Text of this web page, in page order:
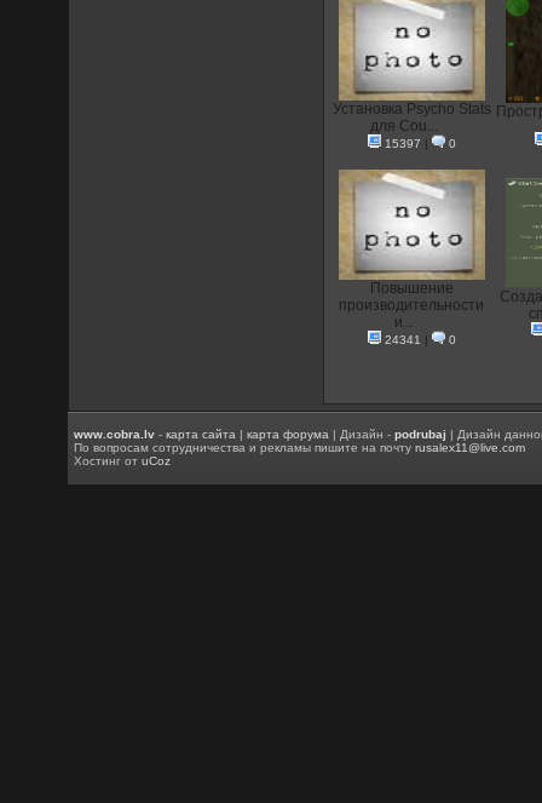
Установка Psycho Stats
для Cou...
15397 | 0
Повышение
производительности
и...
24341 | 0
www.cobra.lv -карта сайта |карта форума | Дизайн -podrubaj | Дизайн
По вопросам сотрудничества и рекламы пишите на почтуrusalex11@live.com
Хостинг отuCoz